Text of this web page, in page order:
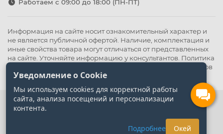
Работаем с 09:00 до 18:00 (ПН-ПТ)
Информация на сайте носит ознакомительный характер и
не является публичной офертой. Наличие, комплектация и
иные свойства товара могут отличаться от представленных
на сайте. Уточняйте информацию у консультантов. Политика
Политика обработки файлов
cookie
Уведомление о Cookie
Мы используем cookies для корректной работы
сайта, анализа посещений и персонализации
контента.
Подробнее Окей